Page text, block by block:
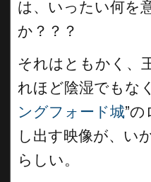
は、いったい何を
か？？？
それはともかく、
れほど陰湿でもなく
ングフォード城”
し出す映像が、い
らしい。